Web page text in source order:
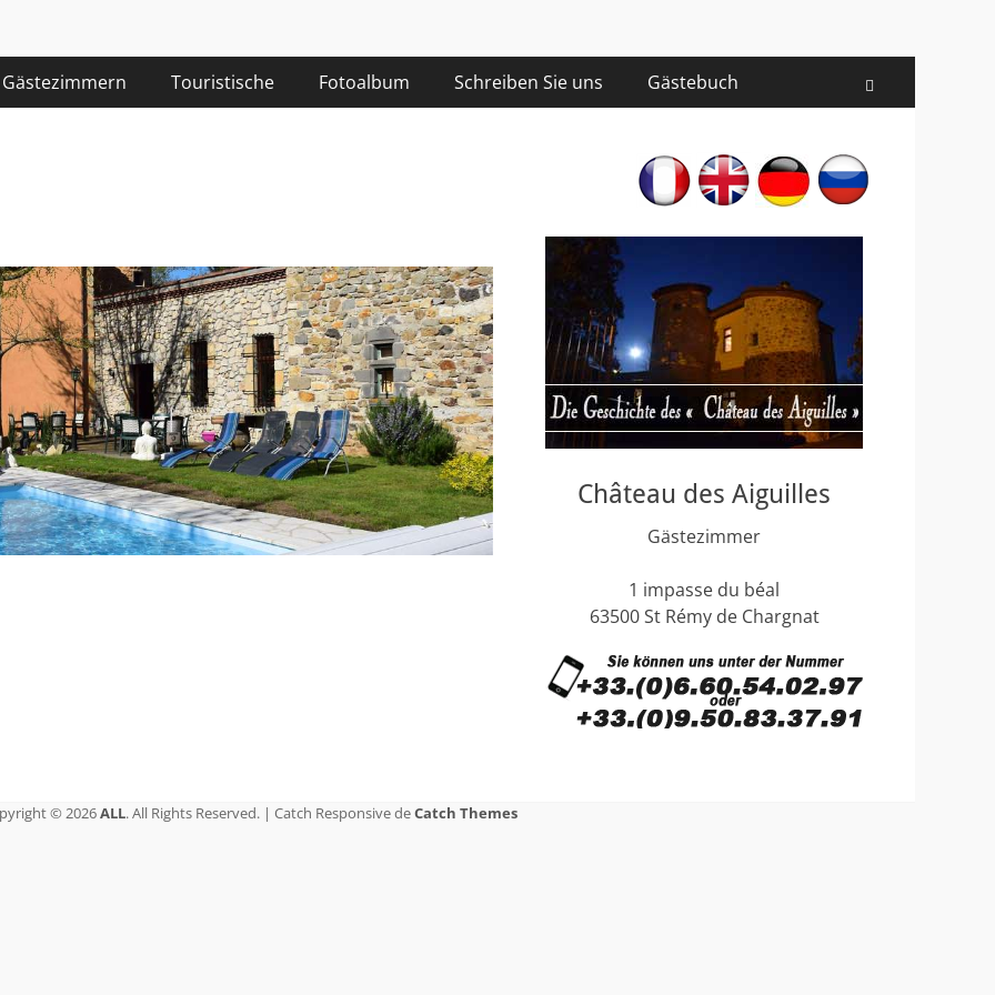
Gästezimmern Touristische Fotoalbum Schreiben Sie uns Gästebuch
Château des Aiguilles
Gästezimmer
1 impasse du béal
63500 St Rémy de Chargnat
© 2026ALL. All Rights Reserved. | Catch Responsive deCatch Themes